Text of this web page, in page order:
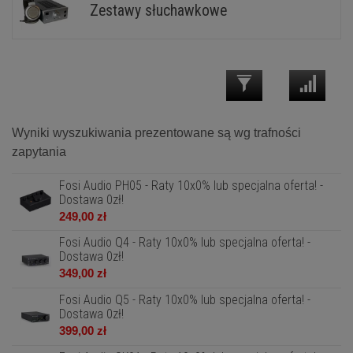
Zestawy słuchawkowe
Wyniki wyszukiwania prezentowane są wg trafności
zapytania
Fosi Audio PH05 - Raty 10x0% lub specjalna oferta! -
Dostawa 0zł!
249,00 zł
Fosi Audio Q4 - Raty 10x0% lub specjalna oferta! -
Dostawa 0zł!
349,00 zł
Fosi Audio Q5 - Raty 10x0% lub specjalna oferta! -
Dostawa 0zł!
399,00 zł